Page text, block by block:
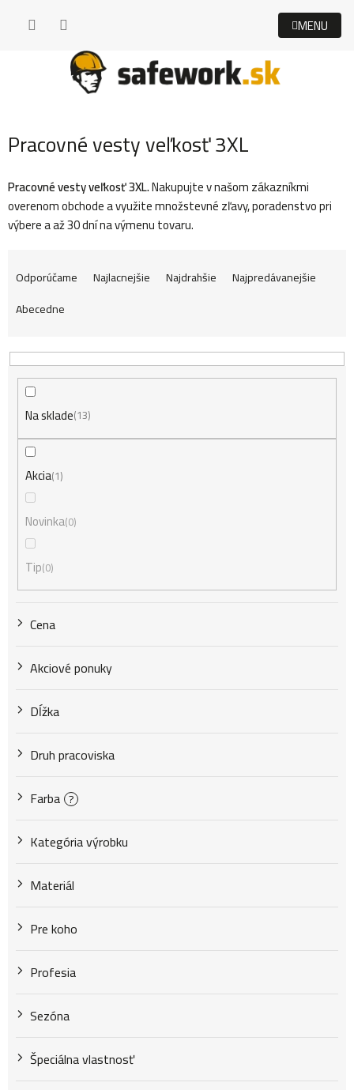
Pracovné vesty veľkosť 3XL
Pracovné vesty veľkosť 3XL.Nakupujte v našom zákazníkmi
overenom obchode a využite množstevné zľavy, poradenstvo pri
výbere a až 30 dní na výmenu tovaru.
R
a
d
e
e
p
o
d
u
k
o
v
Odporúčame Najlacnejšie Najdrahšie
Najpredávanejšie
Abecedne
Na sklade 13
Akcia 1
Novinka 0
Tip 0
Cena
Akciové ponuky
Dĺžka
Druh pracoviska
Farba ?
Kategória výrobku
Materiál
Pre koho
Profesia
Sezóna
Špeciálna vlastnosť